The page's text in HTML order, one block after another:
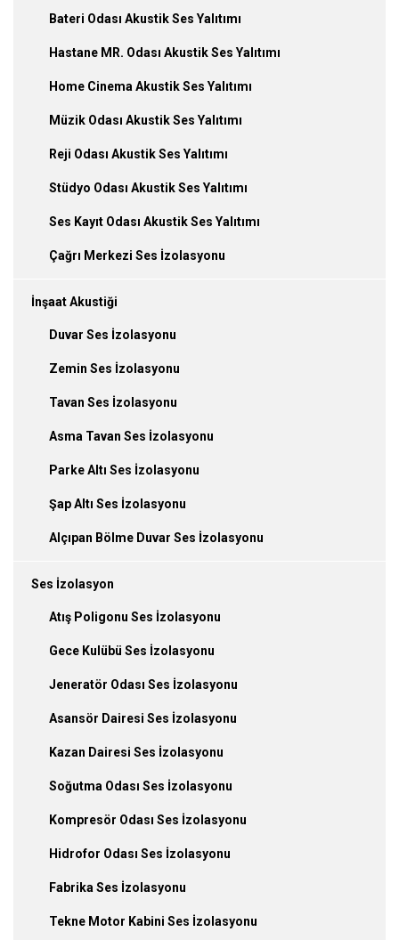
Bateri Odası Akustik Ses Yalıtımı
Hastane MR. Odası Akustik Ses Yalıtımı
Home Cinema Akustik Ses Yalıtımı
Müzik Odası Akustik Ses Yalıtımı
Reji Odası Akustik Ses Yalıtımı
Stüdyo Odası Akustik Ses Yalıtımı
Ses Kayıt Odası Akustik Ses Yalıtımı
Çağrı Merkezi Ses İzolasyonu
İnşaat Akustiği
Duvar Ses İzolasyonu
Zemin Ses İzolasyonu
Tavan Ses İzolasyonu
Asma Tavan Ses İzolasyonu
Parke Altı Ses İzolasyonu
Şap Altı Ses İzolasyonu
Alçıpan Bölme Duvar Ses İzolasyonu
Ses İzolasyon
Atış Poligonu Ses İzolasyonu
Gece Kulübü Ses İzolasyonu
Jeneratör Odası Ses İzolasyonu
Asansör Dairesi Ses İzolasyonu
Kazan Dairesi Ses İzolasyonu
Soğutma Odası Ses İzolasyonu
Kompresör Odası Ses İzolasyonu
Hidrofor Odası Ses İzolasyonu
Fabrika Ses İzolasyonu
Tekne Motor Kabini Ses İzolasyonu